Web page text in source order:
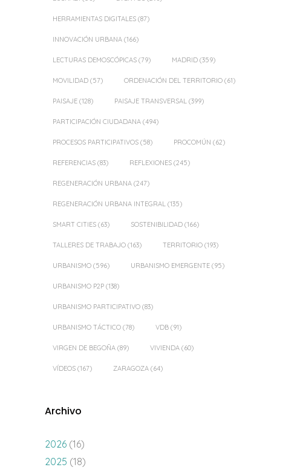
HERRAMIENTAS DIGITALES (87)
INNOVACIÓN URBANA (166)
LECTURAS DEMOSCÓPICAS (79) MADRID (359)
MOVILIDAD (57) ORDENACIÓN DEL TERRITORIO (61)
PAISAJE (128) PAISAJE TRANSVERSAL (399)
PARTICIPACIÓN CIUDADANA (494)
PROCESOS PARTICIPATIVOS (58) PROCOMÚN (62)
REFERENCIAS (83) REFLEXIONES (245)
REGENERACIÓN URBANA (247)
REGENERACIÓN URBANA INTEGRAL (135)
SMART CITIES (63) SOSTENIBILIDAD (166)
TALLERES DE TRABAJO (163) TERRITORIO (193)
URBANISMO (596) URBANISMO EMERGENTE (95)
URBANISMO P2P (138)
URBANISMO PARTICIPATIVO (83)
URBANISMO TÁCTICO (78) VDB (91)
VIRGEN DE BEGOÑA (89) VIVIENDA (60)
VÍDEOS (167) ZARAGOZA (64)
Archivo
2026 (16)
2025 (18)